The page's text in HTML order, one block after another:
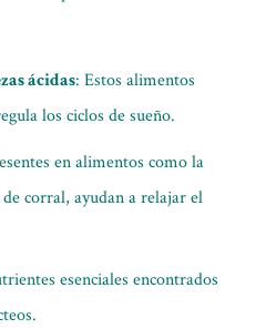
ácidas: Estos alimentos
los ciclos de sueño.
en alimentos como la
corral, ayudan a relajar el
esenciales encontrados